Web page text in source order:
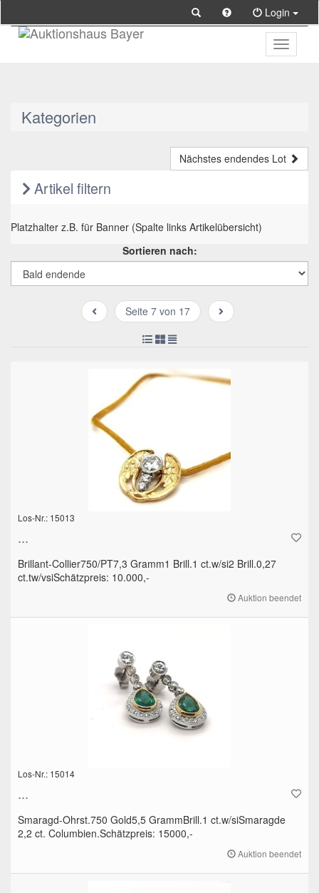
Login
Toggle
primary
Kategorien
Nächstes endendes Lot
Artikel filtern
Platzhalter z.B. für Banner (Spalte links Artikelübersicht)
Sortieren nach:
Seite 7 von 17
Los-Nr.: 15013
...
Brillant-Collier750/PT7,3 Gramm1 Brill.1 ct.w/si2 Brill.0,27
ct.tw/vsiSchätzpreis: 10.000,-
Auktion beendet
Los-Nr.: 15014
...
Smaragd-Ohrst.750 Gold5,5 GrammBrill.1 ct.w/siSmaragde
2,2 ct. Columbien.Schätzpreis: 15000,-
Auktion beendet